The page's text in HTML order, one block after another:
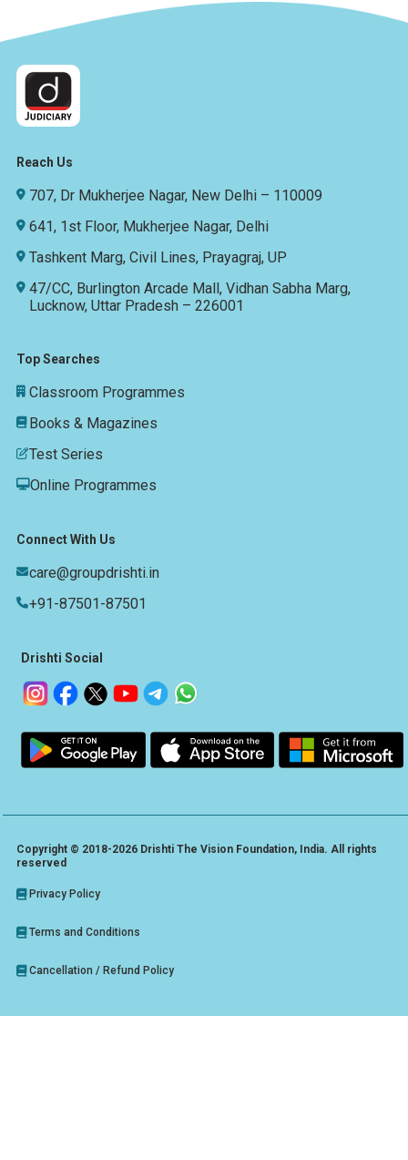
Reach Us
707, Dr Mukherjee Nagar, New Delhi – 110009
641, 1st Floor, Mukherjee Nagar, Delhi
Tashkent Marg, Civil Lines, Prayagraj, UP
47/CC, Burlington Arcade Mall, Vidhan Sabha Marg,
Lucknow, Uttar Pradesh – 226001
Top Searches
Classroom Programmes
Books & Magazines
Test Series
Online Programmes
Connect With Us
care@groupdrishti.in
+91-87501-87501
Drishti Social
Copyright © 2018-2026 Drishti The Vision Foundation, India. All rights
reserved
Privacy Policy
Terms and Conditions
Cancellation / Refund Policy